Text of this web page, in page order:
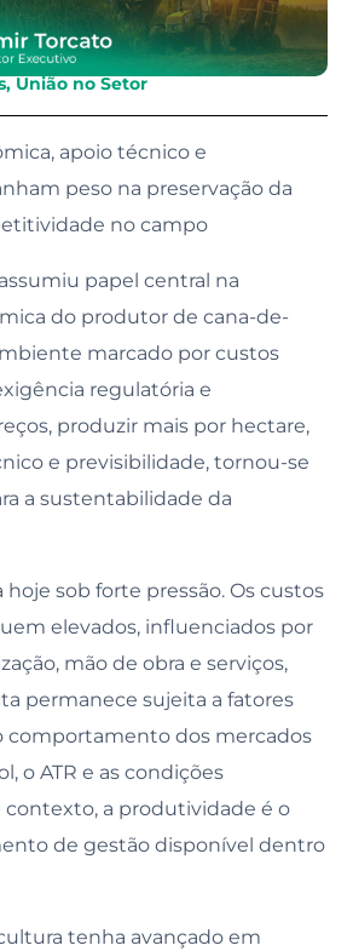
, União no Setor
apoio técnico e
peso na preservação da
no campo
papel central na
do produtor de cana-de-
marcado por custos
regulatória e
produzir mais por hectare,
e previsibilidade, tornou-se
a sustentabilidade da
sob forte pressão. Os custos
elevados, influenciados por
mão de obra e serviços,
permanece sujeita a fatores
comportamento dos mercados
o ATR e as condições
contexto, a produtividade é o
de gestão disponível dentro
tenha avançado em